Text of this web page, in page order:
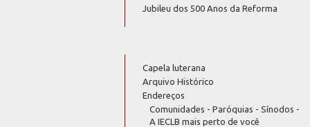
Jubileu dos 500 Anos da Reforma
Capela luterana
Arquivo Histórico
Endereços
Comunidades - Paróquias - Sínodos -
A IECLB mais perto de você